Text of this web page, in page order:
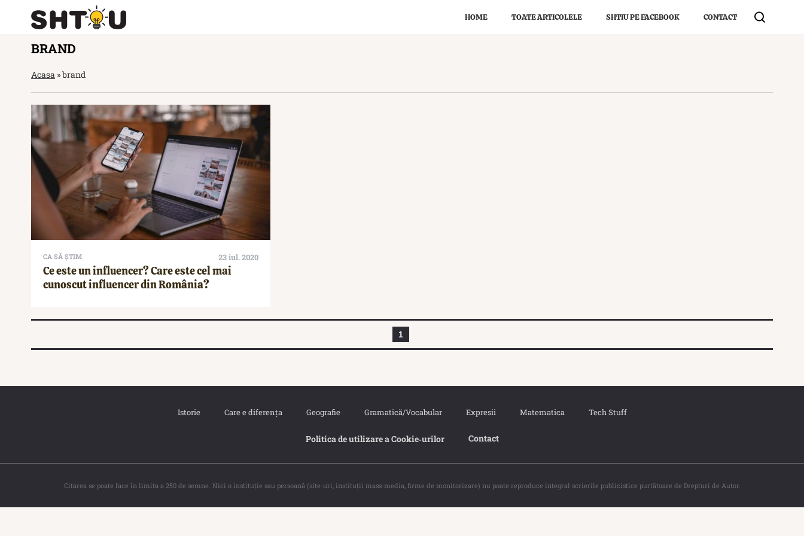
HOME TOATE ARTICOLELE SHTIU PE FACEBOOK CONTACT
BRAND
Acasa »brand
CA SĂ ȘTIM 23 iul. 2020
Ce este un influencer? Care este cel mai
cunoscut influencer din România?
1
Istorie Care e diferența Geografie Gramatică/Vocabular Expresii Matematica Tech Stuff
Politica de utilizare a Cookie‐urilor Contact
Citarea se poate face în limita a 250 de semne. Nici o instituţie sau persoană (site-uri, instituţii mass-media, firme de monitorizare) nu poate reproduce integral scrierile publicistice purtătoare de Drepturi de Autor.